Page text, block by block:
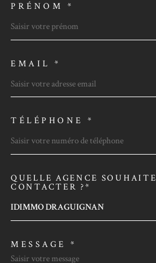
PRÉNOM *
EMAIL *
TÉLÉPHONE *
QUELLE AGENCE
CONTACTER ?*
IDIMMO DRAGUIGNAN
MESSAGE *